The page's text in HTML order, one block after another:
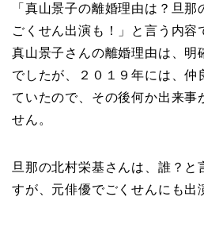
「真山景子の離婚理由は？旦
ごくせん出演も！」と言う内容
真山景子さんの離婚理由は、明
でしたが、２０１９年には、仲
ていたので、その後何か出来事
せん。
旦那の北村栄基さんは、誰？と
すが、元俳優でごくせんにも出